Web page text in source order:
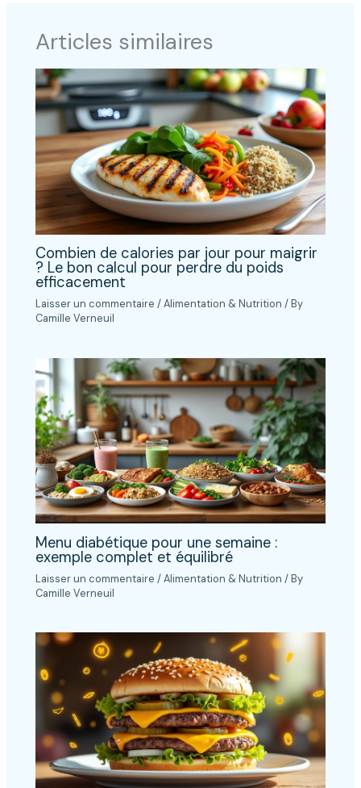
Articles similaires
Combien de calories par jour pour maigrir
? Le bon calcul pour perdre du poids
efficacement
Laisser un commentaire /Alimentation & Nutrition / By
Camille Verneuil
Menu diabétique pour une semaine :
exemple complet et équilibré
Laisser un commentaire /Alimentation & Nutrition / By
Camille Verneuil